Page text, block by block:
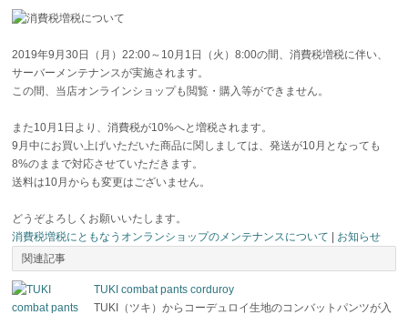
2019年9月30日（月）22:00～10月1日（火）8:00の間、消費税増税に伴い、
サーバーメンテナンスが実施されます。
この間、当店オンラインショップも閲覧・購入等ができません。
また10月1日より、消費税が10%へと増税されます。
9月中にお買い上げいただいた商品に関しましては、発送が10月となっても
8%のままで対応させていただきます。
送料は10月からも変更はございません。
どうぞよろしくお願いいたします。
消費税増税にともなうオンランショップのメンテナンスについて
お知らせ
関連記事
TUKI combat pants corduroy
TUKI（ツキ）からコーデュロイ生地のコンバットパンツが入